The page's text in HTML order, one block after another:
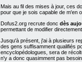
Mais au fil des mises à jour, ces
pour que je sois capable de m'en
Dofus2.org recrute donc dès
permettant de modifier
Jusqu'à présent, j'ai à plusieurs
des gens suffisamment qualifiés
encyclopédologues, sera de
n'y a donc quasimment pas